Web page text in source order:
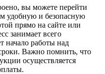
вы можете перейти
удобную и безопасную
прямо на сайте или
занимает всего
начало работы над
Важно помнить, что
осуществляется